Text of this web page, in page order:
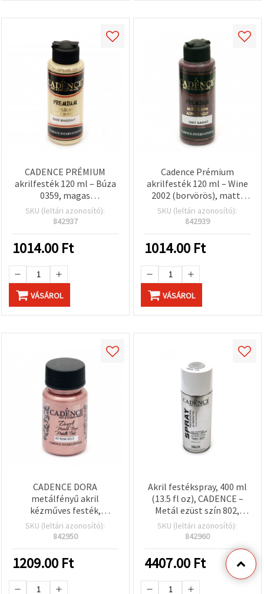
CADENCE PRÉMIUM
akrilfesték 120 ml – Búza
0359, magas
fedőképességű, gyorsan
száradó, vízbázisú, sima
felületű, több felületre
(fa, vászon, kerámia) –
kreatív és hobbi
projektekhez
SKU (leltári azonosító):
842937
1014.00 Ft
VÁSÁROL
Cadence Prémium
akrilfesték 120 ml – Wine
2002 (borvörös), matt,
vízbázisú, nem mérgező –
művészethez, kreatív
hobbihoz, kézműves és
DIY/barkács projektekhez
SKU (leltári azonosító):
842939
1014.00 Ft
VÁSÁROL
CADENCE DORA
metálfényű akril
kézműves festék,
rózsaarany 202 — 50 ml-
es flakon, csillogó
metálhatás DIY és kreatív
hobbi projektekhez —
aranyszínű felület (nem
valódi arany)
SKU (leltári azonosító):
842950
1209.00 Ft
Akril festékspray, 400 ml
(13.5 fl oz), CADENCE –
Metál ezüst szín 802,
univerzális, gyorsan
száradó, UV-álló,
beltéri/kültéri, hobbi és
kézműves DIY
projektekhez, fára,
fémre, műanyagra
SKU (leltári azonosító):
842960
4407.00 Ft